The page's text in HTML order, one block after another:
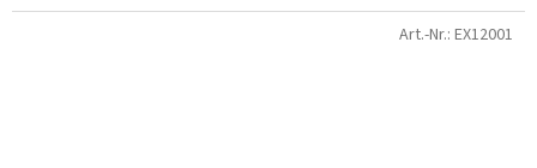
Art.-Nr.: EX12001